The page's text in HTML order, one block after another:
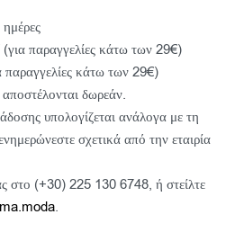
παραγγελίες κάτω των 29€)
παραγγελίες κάτω των 29€)
δωρεάν.
υπολογίζεται ανάλογα με τη
σχετικά από την εταιρία
στο (+30) 225 130 6748, ή στείλτε
.